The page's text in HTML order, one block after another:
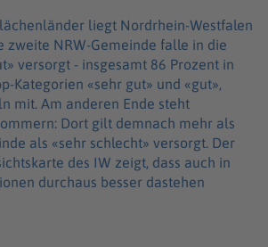
liegt Nordrhein-Westfalen
zweite NRW-Gemeinde falle in die
versorgt - insgesamt 86 Prozent in
Kategorien «sehr gut» und «gut»,
mit. Am anderen Ende steht
Dort gilt demnach mehr als
als «sehr schlecht» versorgt. Der
des IW zeigt, dass auch in
durchaus besser dastehen